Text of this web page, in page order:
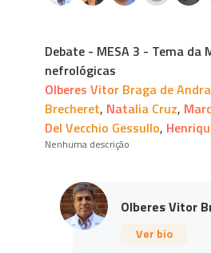
Debate - MESA 3 - Tema da
nefrológicas
Olberes Vitor Braga de
Brecheret, Natalia Cruz,
Del Vecchio Gessullo,
Nenhuma descrição
Olberes Vitor
Ver bio